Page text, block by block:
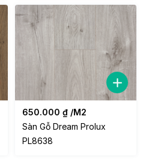
650.000 ₫ /M2
Sàn Gỗ Dream Prolux
PL8638